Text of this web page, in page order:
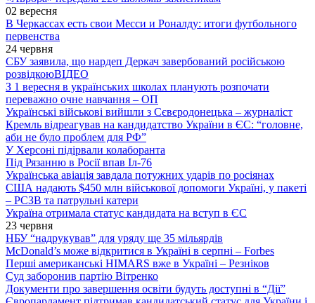
02 вересня
В Черкассах есть свои Месси и Роналду: итоги футбольного
первенства
24 червня
СБУ заявила, що нардеп Деркач завербований російською
розвідкоюВІДЕО
З 1 вересня в українських школах планують розпочати
переважно очне навчання – ОП
Українські військові вийшли з Сєвєродонецька – журналіст
Кремль відреагував на кандидатство України в ЄС: “головне,
аби не було проблем для РФ”
У Херсоні підірвали колаборанта
Під Рязанню в Росії впав Іл-76
Українська авіація завдала потужних ударів по росіянах
США надають $450 млн військової допомоги Україні, у пакеті
– РСЗВ та патрульні катери
Україна отримала статус кандидата на вступ в ЄС
23 червня
НБУ “надрукував” для уряду ще 35 мільярдів
McDonald’s може відкритися в Україні в серпні – Forbes
Перші американські HIMARS вже в Україні – Резніков
Суд заборонив партію Вітренко
Документи про завершення освіти будуть доступні в “Дії”